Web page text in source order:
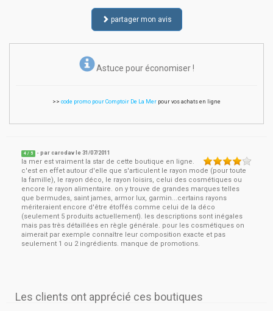
partager mon avis
Astuce pour économiser !
>> code promo pour Comptoir De La Mer pour vos achats en ligne
4 / 5 - parcarodav le31/07/2011
la mer est vraiment la star de cette boutique en ligne.
c'est en effet autour d'elle que s'articulent le rayon mode (pour toute
la famille), le rayon déco, le rayon loisirs, celui des cosmétiques ou
encore le rayon alimentaire. on y trouve de grandes marques telles
que bermudes, saint james, armor lux, garmin...certains rayons
mériteraient encore d'être étoffés comme celui de la déco
(seulement 5 produits actuellement). les descriptions sont inégales
mais pas très détaillées en règle générale. pour les cosmétiques on
aimerait par exemple connaître leur composition exacte et pas
seulement 1 ou 2 ingrédients. manque de promotions.
Les clients ont apprécié ces boutiques